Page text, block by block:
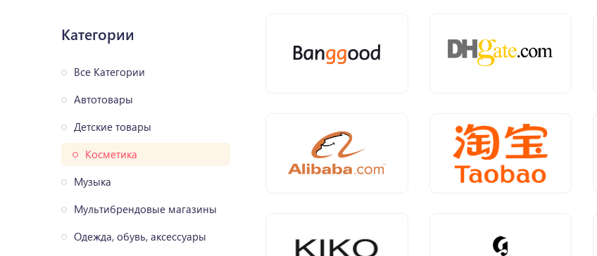
Категории
Все Категории
Автотовары
Детские товары
Косметика
Музыка
Мультибрендовые магазины
Одежда, обувь, аксессуары